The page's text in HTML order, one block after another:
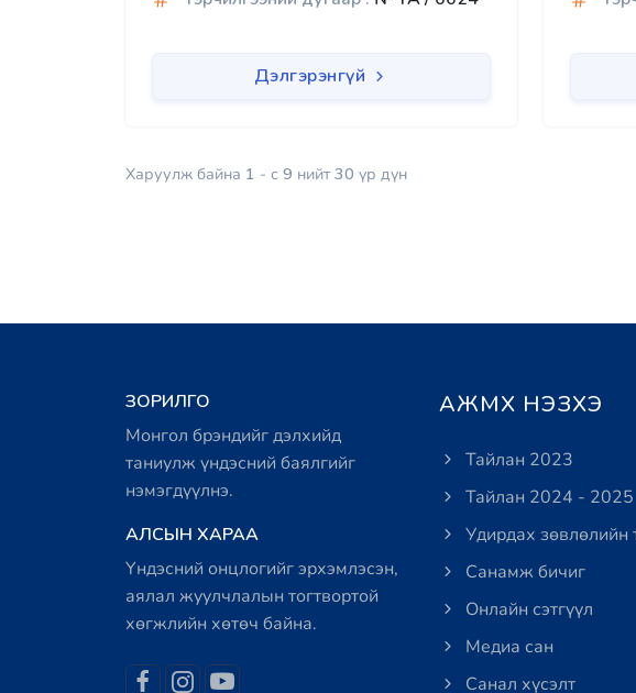
Дэлгэрэнгүй
Харуулж байна 1 - с 9 нийт30 үр дүн
ЗОРИЛГО
Монгол брэндийг дэлхийд
таниулж үндэсний баялгийг
нэмэгдүүлнэ.
АЛСЫН ХАРАА
Үндэсний онцлогийг эрхэмлэсэн,
аялал жуулчлалын тогтвортой
хөгжлийн хөтөч байна.
АЖМХ НЭЗХЭ
Тайлан 2023
Тайлан 2024 - 2025
Удирдах зөвлөлийн
Санамж бичиг
Онлайн сэтгүүл
Медиа сан
Санал хүсэлт